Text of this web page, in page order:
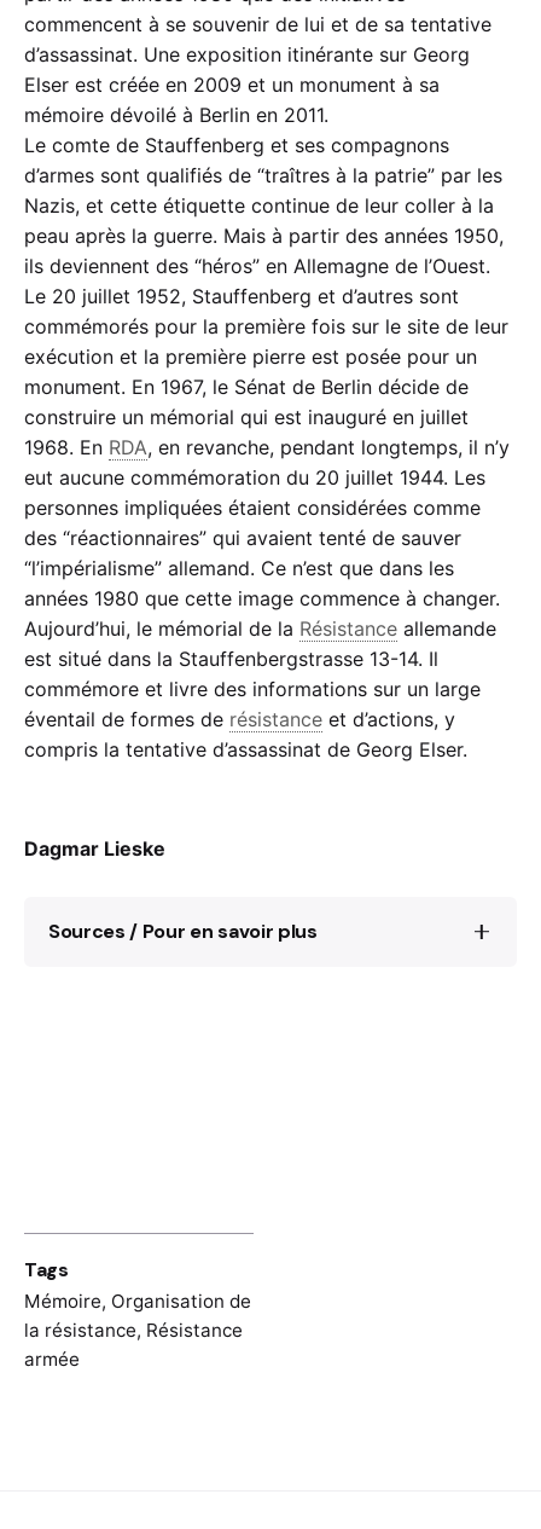
commencent à se souvenir de lui et de sa tentative
d’assassinat. Une exposition itinérante sur Georg
Elser est créée en 2009 et un monument à sa
mémoire dévoilé à Berlin en 2011.
Le comte de Stauffenberg et ses compagnons
d’armes sont qualifiés de “traîtres à la patrie” par les
Nazis, et cette étiquette continue de leur coller à la
peau après la guerre. Mais à partir des années 1950,
ils deviennent des “héros” en Allemagne de l’Ouest.
Le 20 juillet 1952, Stauffenberg et d’autres sont
commémorés pour la première fois sur le site de leur
exécution et la première pierre est posée pour un
monument. En 1967, le Sénat de Berlin décide de
construire un mémorial qui est inauguré en juillet
1968. En RDA, en revanche, pendant longtemps, il n’y
eut aucune commémoration du 20 juillet 1944. Les
personnes impliquées étaient considérées comme
des “réactionnaires” qui avaient tenté de sauver
“l’impérialisme” allemand. Ce n’est que dans les
années 1980 que cette image commence à changer.
Aujourd’hui, le mémorial de la Résistance allemande
est situé dans la Stauffenbergstrasse 13-14. Il
commémore et livre des informations sur un large
éventail de formes de résistance et d’actions, y
compris la tentative d’assassinat de Georg Elser.
Dagmar Lieske
Sources / Pour en savoir plus
and-the-assassination-attempt-of-
Tags
Mémoire, Organisation de
la résistance, Résistance
armée